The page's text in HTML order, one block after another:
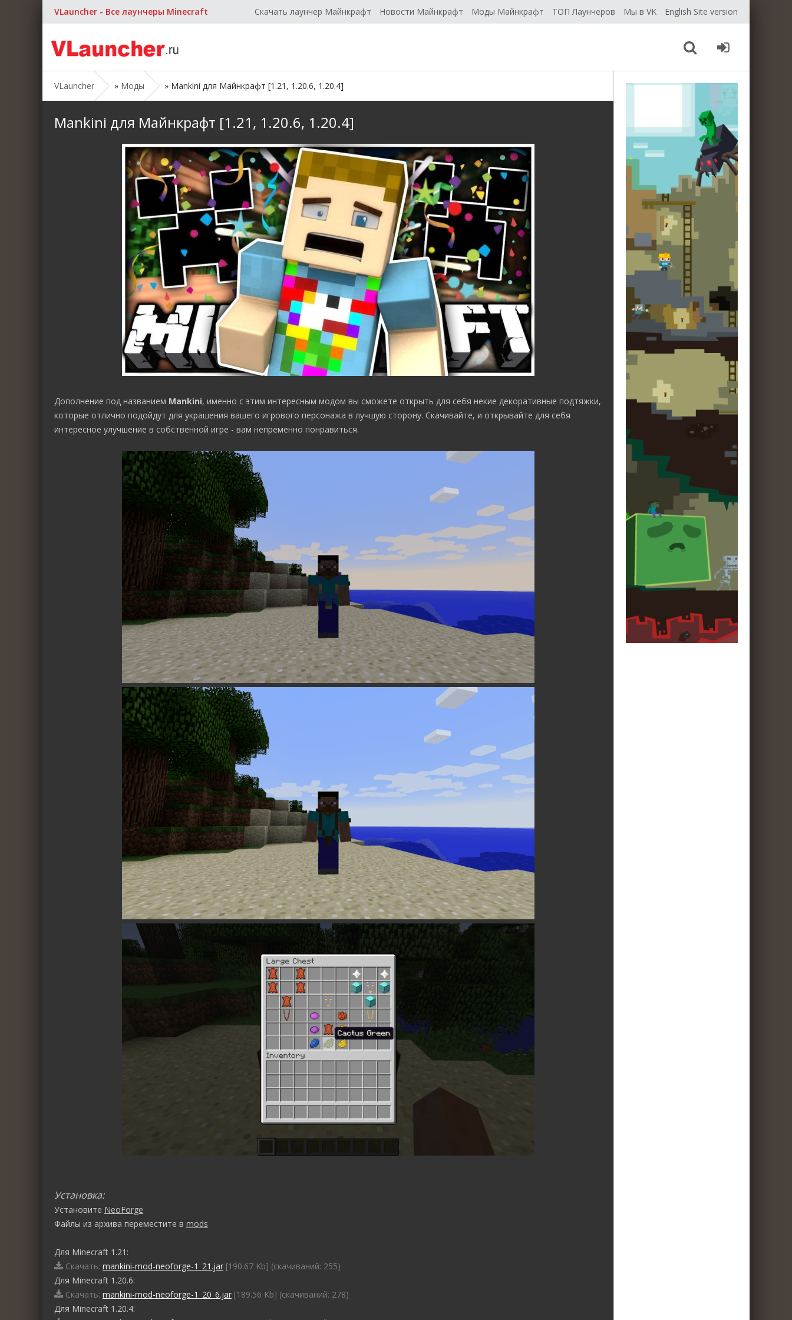
VLauncher - Все лаунчеры Minecraft Скачать лаунчер Майнкрафт Новости Майнкрафт Моды Майнкрафт ТОП Лаунчеров Мы в VK English Site version
VLauncher » Моды » Mankini для Майнкрафт [1.21, 1.20.6, 1.20.4]
Mankini для Майнкрафт [1.21, 1.20.6, 1.20.4]
Дополнение под названием Mankini, именно с этим интересным модом вы сможете открыть для себя некие декоративные подтяжки,
которые отлично подойдут для украшения вашего игрового персонажа в лучшую сторону. Скачивайте, и открывайте для себя
интересное улучшение в собственной игре - вам непременно понравиться.
Установка:
Установите NeoForge
Файлы из архива переместите в mods
Для Minecraft 1.21:
Скачать: mankini-mod-neoforge-1_21.jar [190.67 Kb] (cкачиваний: 255)
Для Minecraft 1.20.6:
Скачать: mankini-mod-neoforge-1_20_6.jar [189.56 Kb] (cкачиваний: 278)
Для Minecraft 1.20.4: